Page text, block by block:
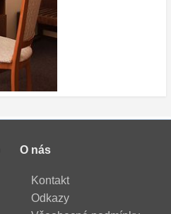
O nás
Kontakt
Odkazy